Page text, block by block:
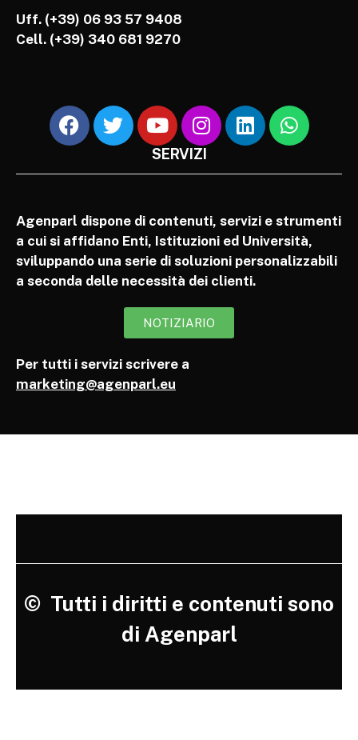
Uff. (+39) 06 93 57 9408
Cell. (+39) 340 681 9270
SERVIZI
Agenparl dispone di contenuti, servizi e strumenti
a cui si affidano Enti, Istituzioni ed Università,
sviluppando una serie di soluzioni personalizzabili
a seconda delle necessità dei clienti.
NOTIZIARIO
Per tutti i servizi scrivere a
marketing@agenparl.eu
© Tutti i diritti e contenuti sono
di Agenparl